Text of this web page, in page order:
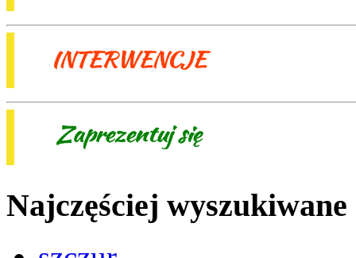
Najczęściej wyszukiwane